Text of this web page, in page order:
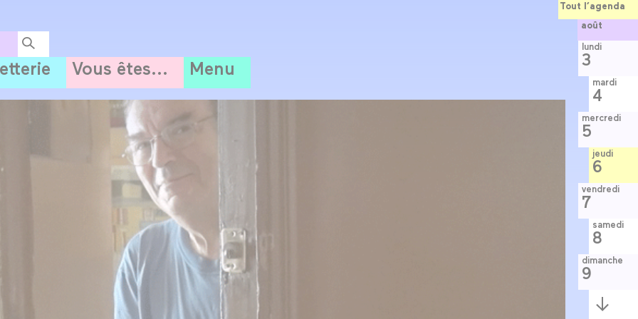
Vous êtes... Menu
Tout l’agenda
août
lundi
3
mardi
4
mercredi
5
jeudi
6
vendredi
7
samedi
8
dimanche
9
Semaine
suivante